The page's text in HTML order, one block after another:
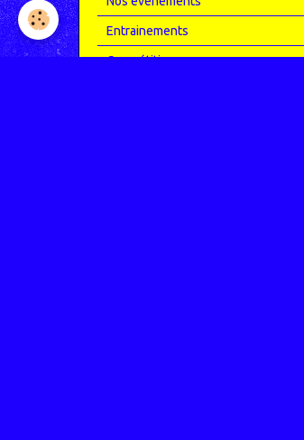
Entrainements
Compétitions